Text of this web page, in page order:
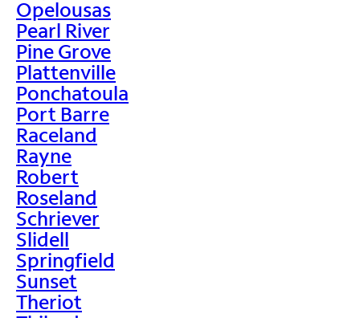
Opelousas
Pearl River
Pine Grove
Plattenville
Ponchatoula
Port Barre
Raceland
Rayne
Robert
Roseland
Schriever
Slidell
Springfield
Sunset
Theriot